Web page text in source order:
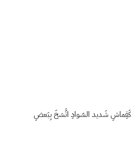
كَقِماشِ شَديد السّوادِ اتَّسَخَ بِبَعضِ